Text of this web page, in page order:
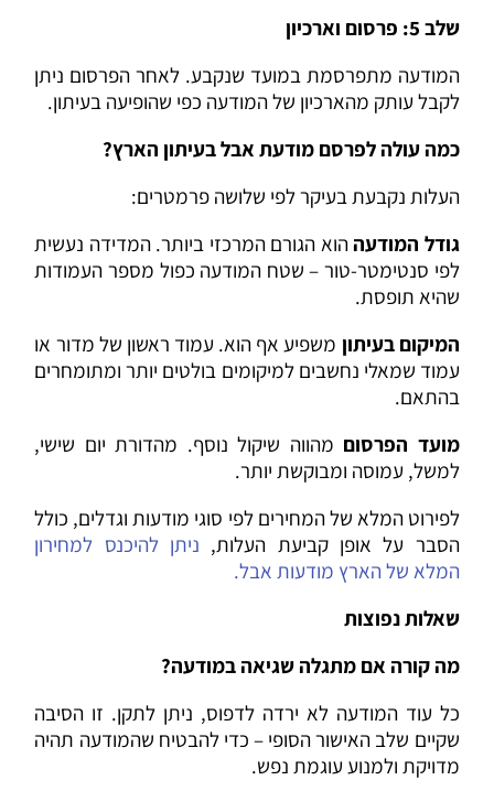
שלב 5: פרסום וארכיון
המודעה מתפרסמת במועד שנקבע. לאחר הפרסום ניתן
לקבל עותק מהארכיון של המודעה כפי שהופיעה בעיתון.
כמה עולה לפרסם מודעת אבל בעיתון הארץ?
העלות נקבעת בעיקר לפי שלושה פרמטרים:
גודל המודעה הוא הגורם המרכזי ביותר. המדידה נעשית
לפי סנטימטר-טור – שטח המודעה כפול מספר העמודות
שהיא תופסת.
המיקום בעיתון משפיע אף הוא. עמוד ראשון של מדור או
עמוד שמאלי נחשבים למיקומים בולטים יותר ומתומחרים
בהתאם.
מועד הפרסום מהווה שיקול נוסף. מהדורת יום שישי,
למשל, עמוסה ומבוקשת יותר.
לפירוט המלא של המחירים לפי סוגי מודעות וגדלים, כולל
הסבר על אופן קביעת העלות, ניתן להיכנס למחירון
המלא של הארץ מודעות אבל.
שאלות נפוצות
מה קורה אם מתגלה שגיאה במודעה?
כל עוד המודעה לא ירדה לדפוס, ניתן לתקן. זו הסיבה
שקיים שלב האישור הסופי – כדי להבטיח שהמודעה תהיה
מדויקת ולמנוע עוגמת נפש.